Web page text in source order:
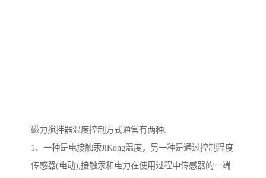
磁力搅拌器温度控制方式通常有两种:
1、一种是电接触汞JiKong温度，另一种是通过控制温度
传感器(电动),接触汞和电力在使用过程中传感器的一端